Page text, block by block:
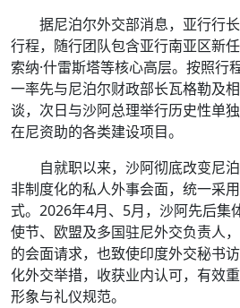
据尼泊尔外交部消息，亚行行
行程，随行团队包含亚行南亚区新
索纳·什雷斯塔等核心高层。按照行
一率先与尼泊尔财政部长瓦格勒及
谈，次日与沙阿总理举行历史性单
在尼资助的各类建设项目。
自就职以来，沙阿彻底改变尼
非制度化的私人外事会面，统一采
式。2026年4月、5月，沙阿先后集
使节、欧盟及多国驻尼外交负责人
的会面请求，也致使印度外交秘书
化外交举措，收获业内认可，有效
形象与礼仪规范。